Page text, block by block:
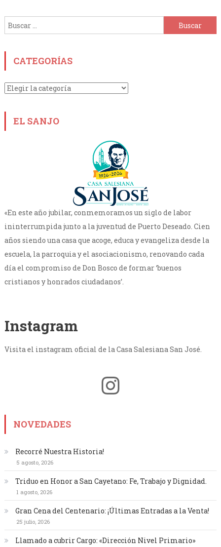
entradas
Buscar:
CATEGORÍAS
Categorías
EL SANJO
«En este año jubilar, conmemoramos un siglo de labor
ininterrumpida junto a la juventud de Puerto Deseado. Cien
años siendo una casa que acoge, educa y evangeliza desde la
escuela, la parroquia y el asociacionismo, renovando cada
día el compromiso de Don Bosco de formar ‘buenos
cristianos y honrados ciudadanos’.
Instagram
Visita el instagram oficial de la Casa Salesiana San José.
Instagram
NOVEDADES
Recorré Nuestra Historia!
5 agosto, 2026
Triduo en Honor a San Cayetano: Fe, Trabajo y Dignidad.
1 agosto, 2026
Gran Cena del Centenario: ¡Últimas Entradas a la Venta!
25 julio, 2026
Llamado a cubrir Cargo: «Dirección Nivel Primario»